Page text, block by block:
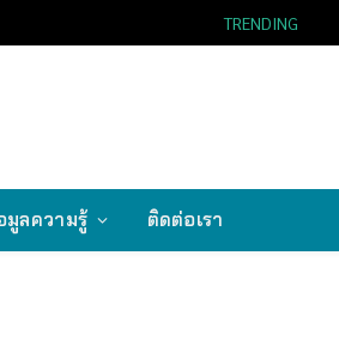
TRENDING
มูลความรู้ ติดต่อเรา